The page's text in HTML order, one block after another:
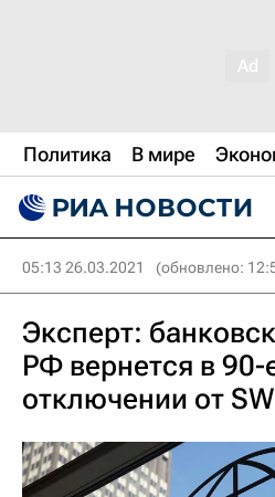
Политика В мире
05:13 26.03.2021 (обновлено:
Эксперт:
РФ вернется в 90-
отключении от